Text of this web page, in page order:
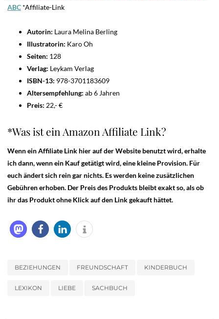
ABC *Affiliate-Link
Autorin: Laura Melina Berling
Illustratorin: Karo Oh
Seiten: 128
Verlag: Leykam Verlag
ISBN-13: 978-3701183609
Altersempfehlung: ab 6 Jahren
Preis: 22,- €
*Was ist ein Amazon Affiliate Link?
Wenn ein Affiliate Link hier auf der Website benutzt wird, erhalte
ich dann, wenn ein Kauf getätigt wird, eine kleine Provision. Für
euch ändert sich rein gar nichts. Es werden keine zusätzlichen
Gebühren erhoben. Der Preis des Produkts bleibt exakt so, als ob
ihr das Produkt ohne Klick auf den Link gekauft hättet.
BEZIEHUNGEN FREUNDSCHAFT KINDERBUCH
LEXIKON LIEBE SACHBUCH